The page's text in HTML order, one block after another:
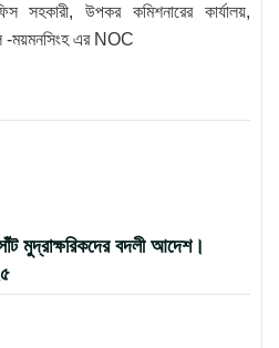
সহকারী, উপকর কমিশনারের কার্যালয়,
-ময়মনসিংহ এর NOC
মুদ্রাক্ষরিকদের বদলী আদেশ।